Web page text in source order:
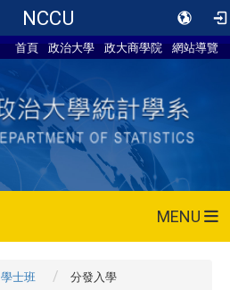
NCCU
首頁 政治大學 政大商學院 網站導覽
MENU
學士班 分發入學